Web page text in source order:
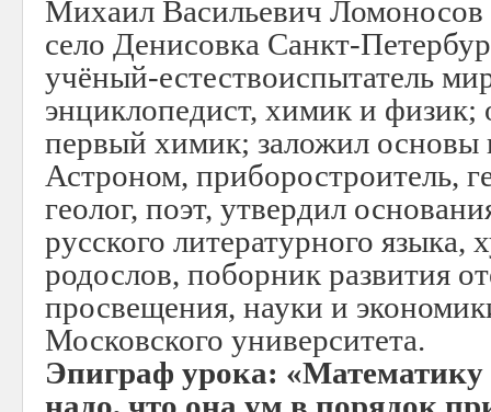
Михаи́л Васи́льевич Ломоно́сов
село Денисовка Санкт-
учёный-естествоиспытатель
энциклопедист, химик и физик;
первый химик; заложил основы
Астроном, приборостроитель,
геолог, поэт, утвердил
русского литературного языка,
родослов, поборник развития
просвещения, науки и
Московского университета.
Эпиграф урока: «Математику